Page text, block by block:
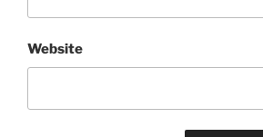
Website